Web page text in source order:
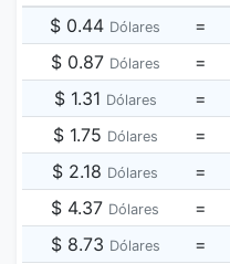
$ 0.44 Dólares =
$ 0.87 Dólares =
$ 1.31 Dólares =
$ 1.75 Dólares =
$ 2.18 Dólares =
$ 4.37 Dólares =
$ 8.73 Dólares =